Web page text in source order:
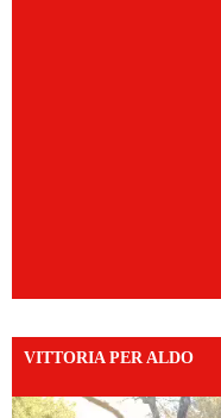
VITTORIA PER ALDO